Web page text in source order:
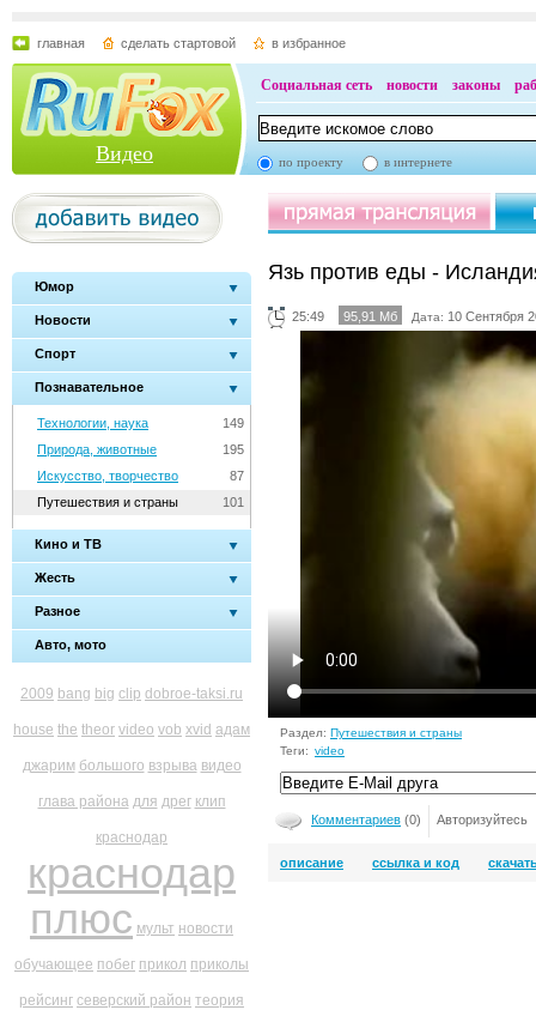
главная сделать стартовой в избранное
Видео
Социальная сеть новости законы
по проекту в интернете
Юмор
Новости
Спорт
Познавательное
149
Технологии, наука
195
Природа, животные
87
Искусство, творчество
101
Путешествия и страны
Кино и ТВ
Жесть
Разное
Авто, мото
2009 bang big clip dobroe-taksi.ru
house the theor video vob xvid адам
джарим большого взрыва видео
глава района для дрег клип
краснодар
краснодар
плюс мульт новости
обучающее побег прикол приколы
рейсинг северский район теория
Язь против еды -
25:49 95,91 Мб Дата: 10 Сентября
Раздел: Путешествия и страны
Теги: video
Комментариев (0) Авторизуйтесь
описание ссылка и код